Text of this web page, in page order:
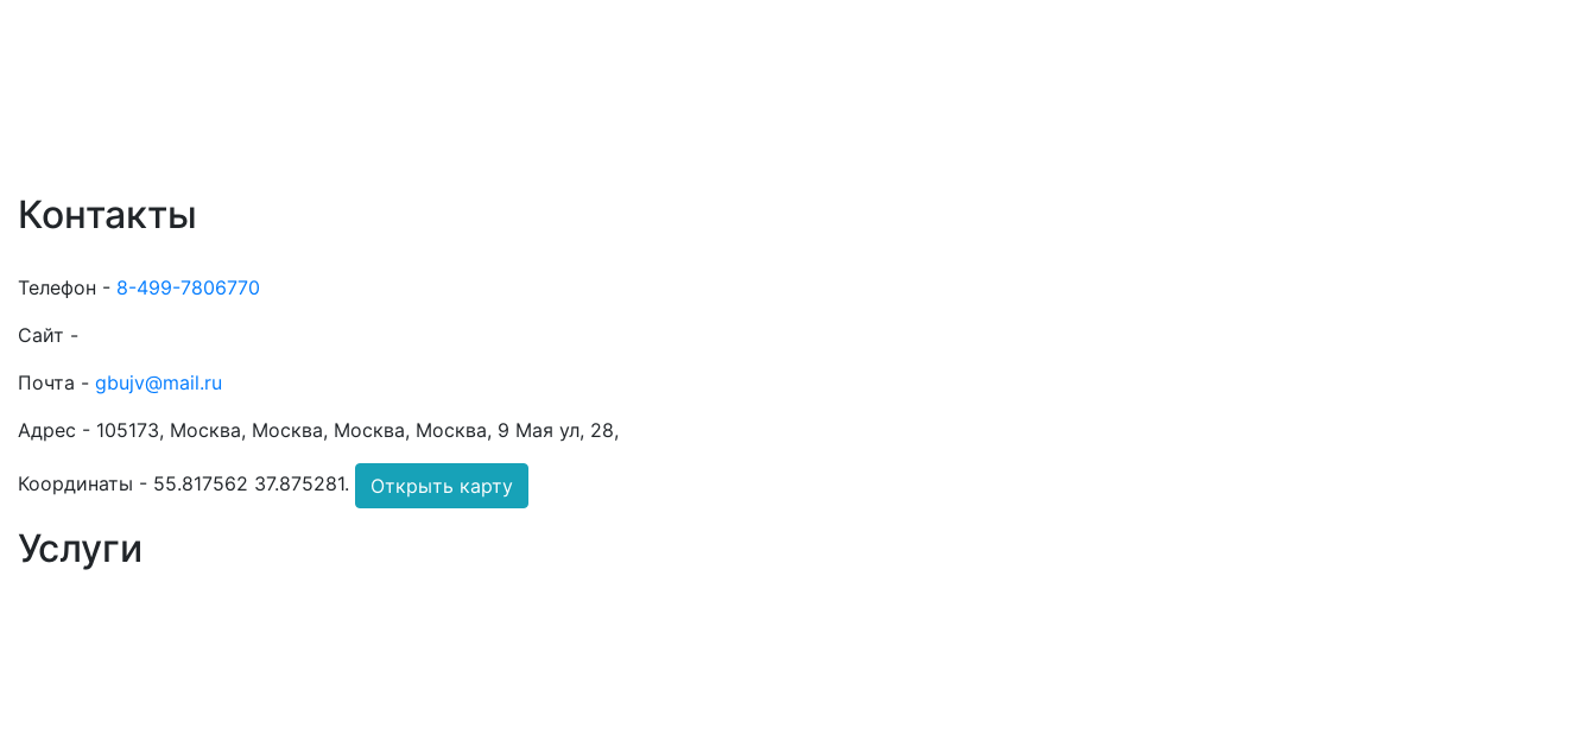
Контакты
Телефон - 8-499-7806770
Сайт -
Почта - gbujv@mail.ru
Адрес - 105173, Москва, Москва, Москва, Москва, 9 Мая ул, 28,
Координаты - 55.817562 37.875281. Открыть карту
Услуги